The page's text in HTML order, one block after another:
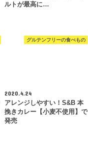
ルトが最高に…
グルテンフリーの食べもの
2020.4.24
アレンジしやすい！S&B 本
挽きカレー【小麦不使用】で
発売